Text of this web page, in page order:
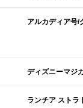
ディズニーマジ
ランチア ストラ